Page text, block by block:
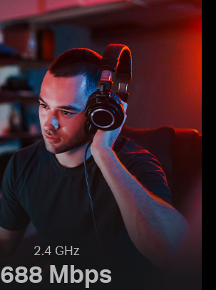
2.4 GHz
688 Mbps